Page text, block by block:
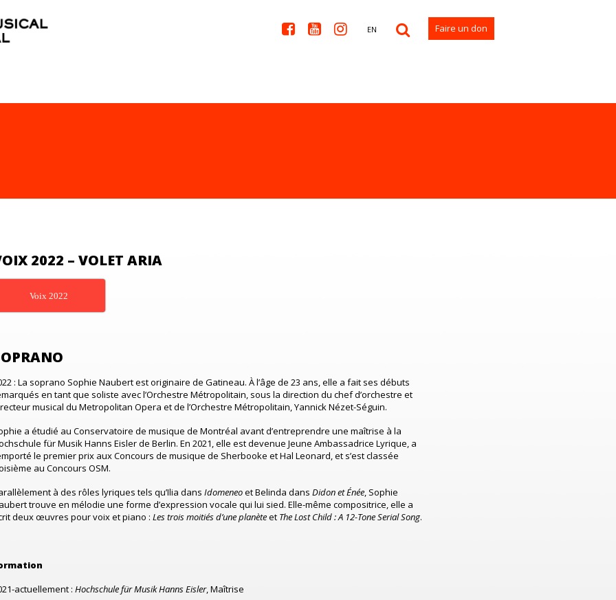
   EN Faire un don
2022 – VOLET ARIA
Voix 2022
: La soprano Sophie Naubert est originaire de Gatineau. À l’âge de 23 ans, elle a fait ses débuts
en tant que soliste avec l’Orchestre Métropolitain, sous la direction du chef d’orchestre et
musical du Metropolitan Opera et de l’Orchestre Métropolitain, Yannick Nézet-Séguin.
a étudié au Conservatoire de musique de Montréal avant d’entreprendre une maîtrise à la
für Musik Hanns Eisler de Berlin. En 2021, elle est devenue Jeune Ambassadrice Lyrique, a
le premier prix aux Concours de musique de Sherbooke et Hal Leonard, et s’est classée
au Concours OSM.
à des rôles lyriques tels qu’Ilia dans Idomeneoet Belinda dans Didon et Énée, Sophie
trouve en mélodie une forme d’expression vocale qui lui sied. Elle-même compositrice, elle a
deux œuvres pour voix et piano : Les trois moitiés d’une planèteet The Lost Child : A 12-Tone Serial Song.
actuellement : Hochschule für Musik Hanns Eisler, Maîtrise